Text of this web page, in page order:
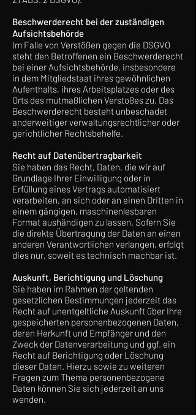
Beschwerde­recht bei der zuständigen
Aufsichts­behörde
Im Falle von Verstößen gegen die DSGVO
steht den Betroffenen ein Beschwerderecht
bei einer Aufsichtsbehörde, insbesondere
in dem Mitgliedstaat ihres gewöhnlichen
Aufenthalts, ihres Arbeitsplatzes oder des
Orts des mutmaßlichen Verstoßes zu. Das
Beschwerderecht besteht unbeschadet
anderweitiger verwaltungsrechtlicher oder
gerichtlicher Rechtsbehelfe.
Recht auf Daten­übertrag­barkeit
Sie haben das Recht, Daten, die wir auf
Grundlage Ihrer Einwilligung oder in
Erfüllung eines Vertrags automatisiert
verarbeiten, an sich oder an einen Dritten in
einem gängigen, maschinenlesbaren
Format aushändigen zu lassen. Sofern Sie
die direkte Übertragung der Daten an einen
anderen Verantwortlichen verlangen, erfolgt
dies nur, soweit es technisch machbar ist.
Auskunft, Berichtigung und Löschung
Sie haben im Rahmen der geltenden
gesetzlichen Bestimmungen jederzeit das
Recht auf unentgeltliche Auskunft über Ihre
gespeicherten personenbezogenen Daten,
deren Herkunft und Empfänger und den
Zweck der Datenverarbeitung und ggf. ein
Recht auf Berichtigung oder Löschung
dieser Daten. Hierzu sowie zu weiteren
Fragen zum Thema personenbezogene
Daten können Sie sich jederzeit an uns
wenden.